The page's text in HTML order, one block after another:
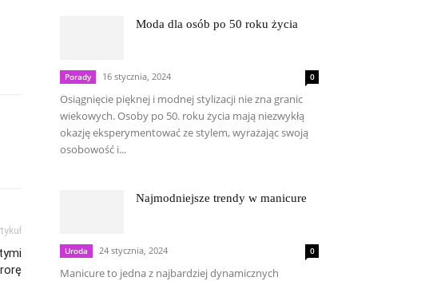
Moda dla osób po 50 roku życia
Porady 16 stycznia, 2024 0
Osiągnięcie pięknej i modnej stylizacji nie zna granic
wiekowych. Osoby po 50. roku życia mają niezwykłą
okazję eksperymentować ze stylem, wyrażając swoją
osobowość i...
Najmodniejsze trendy w manicure
Uroda 24 stycznia, 2024 0
Manicure to jedna z najbardziej dynamicznych